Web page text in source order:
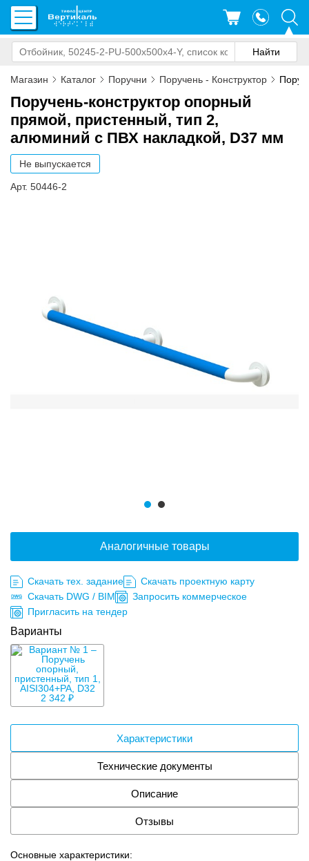
Магазин Каталог Поручни Поручень - Конструктор
Поручень-конструктор опорный
прямой, пристенный, тип 2,
алюминий c ПВХ накладкой, D37 мм
Не выпускается
Арт. 50446-2
Аналогичные товары
Скачать тех. задание
Скачать проектную карту
Скачать DWG / BIM
Запросить коммерческое
Пригласить на тендер
Варианты
2 342 ₽
Характеристики
Технические документы
Описание
Отзывы
Основные характеристики: